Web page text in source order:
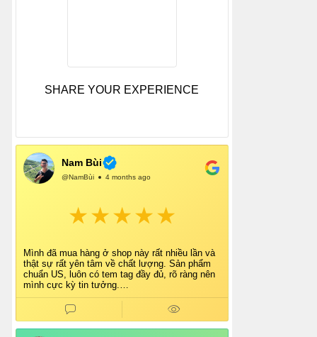
SHARE YOUR EXPERIENCE
Nam Bùi
@NamBùi 4 months ago
Mình đã mua hàng ở shop này rất nhiều lần và
thật sự rất yên tâm về chất lượng. Sản phẩm
chuẩn US, luôn có tem tag đầy đủ, rõ ràng nên
mình cực kỳ tin tưởng.
Shop tư vấn nhiệt tình, giao hàng nhanh, đóng
gói cẩn thận. Mỗi lần mua đều cảm thấy hài
Chắc chắn mình sẽ tiếp tục ủng hộ shop lâu dài